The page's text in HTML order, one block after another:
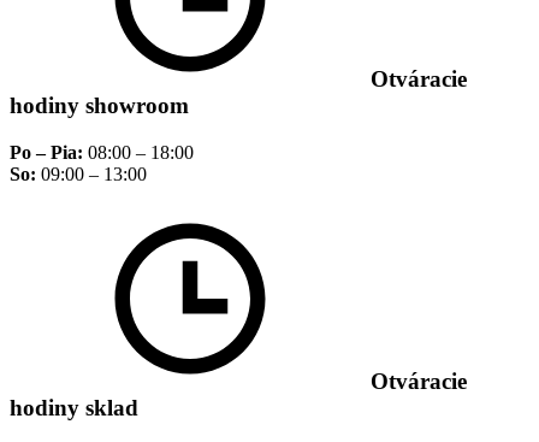
Otváracie
hodiny showroom
Po – Pia: 08:00 – 18:00
So: 09:00 – 13:00
Otváracie
hodiny sklad